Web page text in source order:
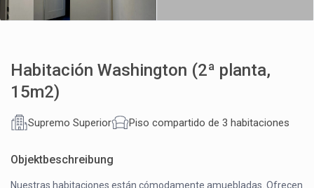
Habitación Washington (2ª planta,
15m2)
Supremo Superior Piso compartido de 3 habitaciones
Objektbeschreibung
Nuestras habitaciones están cómodamente amuebladas. Ofrecen